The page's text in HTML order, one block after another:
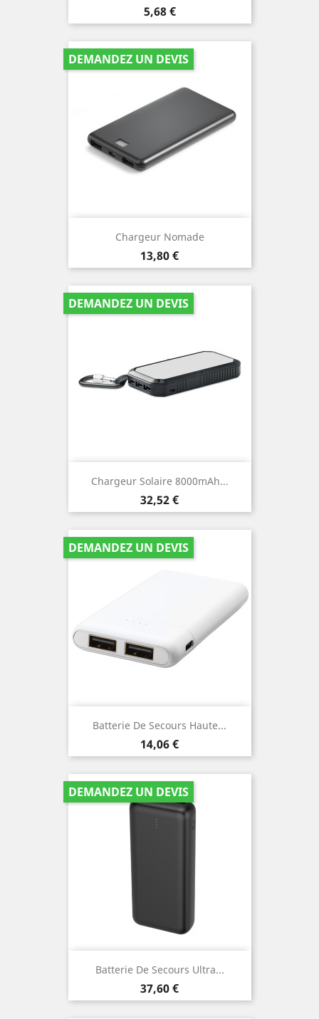
Prix
5,68 €
Chargeur Nomade
Prix
13,80 €
DEMANDEZ UN DEVIS
Chargeur Solaire 8000mAh...
Prix
32,52 €
DEMANDEZ UN DEVIS
Batterie De Secours Haute...
Prix
14,06 €
DEMANDEZ UN DEVIS
Batterie De Secours Ultra...
Prix
37,60 €
DEMANDEZ UN DEVIS